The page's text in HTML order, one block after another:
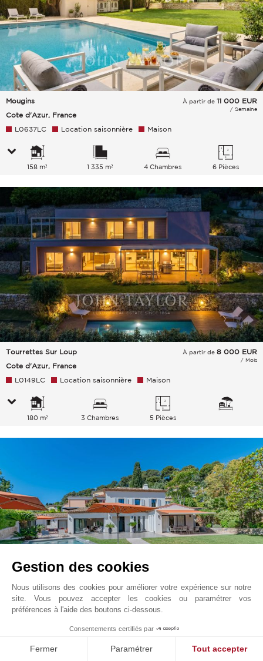
Mougins
Cote d'Azur, France
À partir de 11 000 EUR
/ Semaine
L0637LC Location saisonnière Maison
158 m² 1 335 m² 4 Chambres 6 Pièces
Tourrettes Sur Loup
Cote d'Azur, France
À partir de 8 000 EUR
/ Mois
L0149LC Location saisonnière Maison
180 m² 3 Chambres 5 Pièces
Saint Jean Cap Ferrat
Cote d'Azur, France
Prix sur demande
Location saisonnière Villa
Gestion des cookies
Nous utilisons des cookies pour améliorer votre expérience sur notre
site. Vous pouvez accepter les cookies ou paramétrer vos
préférences à l'aide des boutons ci-dessous.
Consentements certifiés par
Fermer Paramétrer Tout accepter